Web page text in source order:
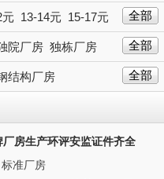
下拉
元 13-14元 15-17元
全部
院厂房 独栋厂房 全部
结构厂房 全部
房生产环评安监证件齐全
准厂房